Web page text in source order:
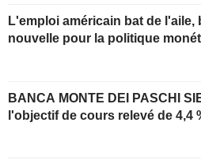
L'emploi américain bat de l'aile,
nouvelle pour la politique
BANCA MONTE DEI PASCHI
l'objectif de cours relevé de 4,4